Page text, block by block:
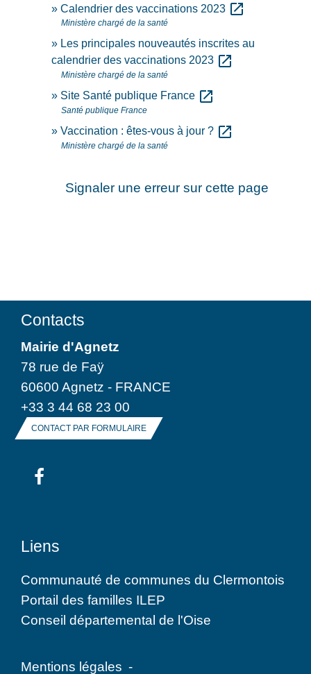
Calendrier des vaccinations 2023 open_in_new
Ministère chargé de la santé
Les principales nouveautés inscrites au
calendrier des vaccinations 2023 open_in_new
Ministère chargé de la santé
Site Santé publique France open_in_new
Santé publique France
Vaccination : êtes-vous à jour ? open_in_new
Ministère chargé de la santé
Signaler une erreur sur cette page
Contacts
Mairie d'Agnetz
78 rue de Faÿ
60600 Agnetz - FRANCE
+33 3 44 68 23 00
CONTACT PAR FORMULAIRE
Liens
Communauté de communes du Clermontois
Portail des familles ILEP
Conseil départemental de l'Oise
Mentions légales -